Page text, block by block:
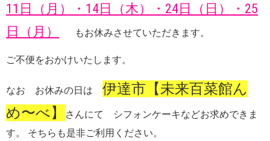
11日（月）・14日（木）・24日（日）・25
日（月）
もお休みさせていただきます。
ご不便をおかけいたします。
なお お休みの日は 伊達市【未来百菜館ん
め〜べ】
さんにて シフォンケーキなどお求めできま
す。 そちらも是非ご利用ください。